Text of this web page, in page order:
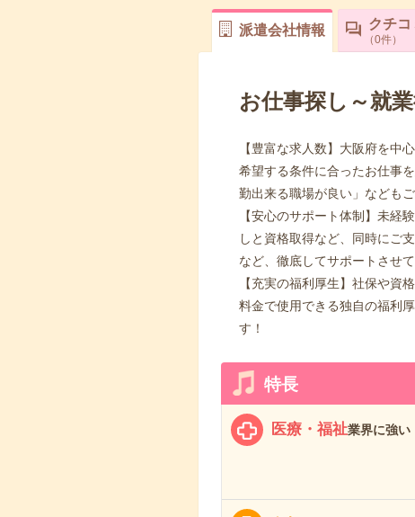
派遣会社情報 クチコ
0件
お仕事探し～就
【豊富な求人数】大阪府を中
希望する条件に合ったお仕事
勤出来る職場が良い」などもご
【安心のサポート体制】未経
しと資格取得など、同時にご
など、徹底してサポートさせ
【充実の福利厚生】社保や資
料金で使用できる独自の福利
す！
特長
医療・福祉業界に強い